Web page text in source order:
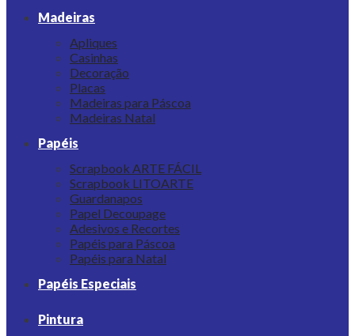
Madeiras
Apliques
Casinhas
Decoração
Placas
Madeiras para Páscoa
Madeiras Natal
Papéis
Scrapbook ARTE FÁCIL
Scrapbook LITOARTE
Guardanapos
Papel Decoupage
Adesivos e Recortes
Papéis para Páscoa
Papéis para Natal
Papéis Especiais
Pintura